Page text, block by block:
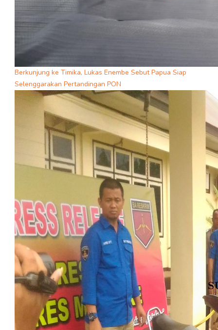
Berkunjung ke Timika, Lukas Enembe Sebut Papua Siap
Selenggarakan Pertandingan PON